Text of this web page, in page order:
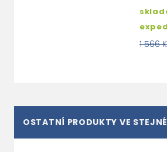
1 566
OSTATNÍ PRODUKTY VE